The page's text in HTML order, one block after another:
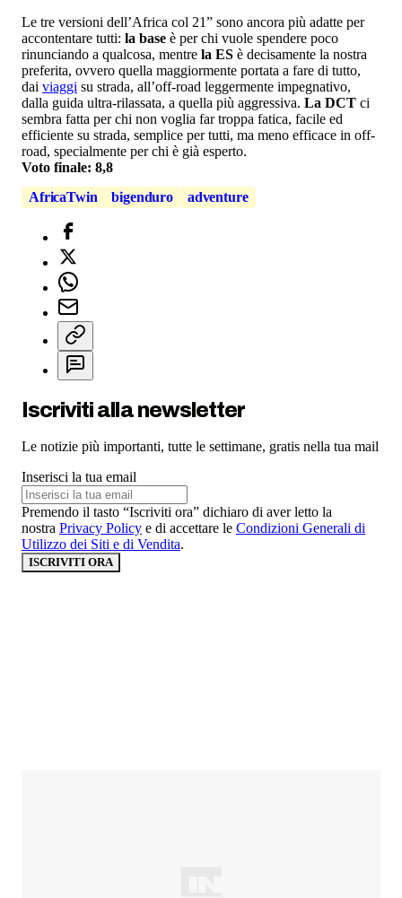
Le tre versioni dell’Africa col 21” sono ancora più adatte per
accontentare tutti: la base è per chi vuole spendere poco
rinunciando a qualcosa, mentre la ES è decisamente la nostra
preferita, ovvero quella maggiormente portata a fare di tutto,
dai viaggi su strada, all’off-road leggermente impegnativo,
dalla guida ultra-rilassata, a quella più aggressiva. La DCT ci
sembra fatta per chi non voglia far troppa fatica, facile ed
efficiente su strada, semplice per tutti, ma meno efficace in off-
road, specialmente per chi è già esperto.
Voto finale: 8,8
AfricaTwin
bigenduro adventure
Iscriviti alla newsletter
Le notizie più importanti, tutte le settimane, gratis nella tua mail
Inserisci la tua email
Premendo il tasto “Iscriviti ora” dichiaro di aver letto la
nostra Privacy Policy e di accettare le Condizioni Generali di
Utilizzo dei Siti e di Vendita.
ISCRIVITI ORA